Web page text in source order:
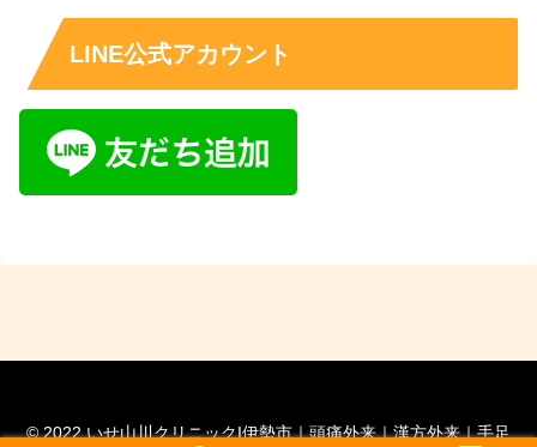
LINE公式アカウント
© 2022 いせ山川クリニックI伊勢市｜頭痛外来｜漢方外来｜手足